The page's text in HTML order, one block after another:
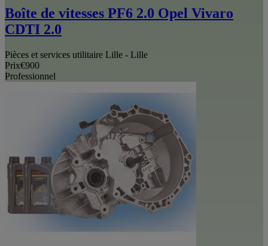
Boîte de vitesses PF6 2.0 Opel Vivaro
CDTI 2.0
Pièces et services utilitaire Lille - Lille
Prix€900
Professionnel